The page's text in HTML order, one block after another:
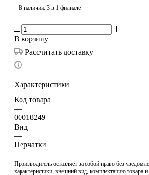
В наличии: 3 в 1 филиале
В корзину
Рассчитать доставку
Характеристики
Код товара
—
00018249
Вид
—
Перчатки
Производитель оставляет за собой право без
характеристики, внешний вид, комплектацию товара и